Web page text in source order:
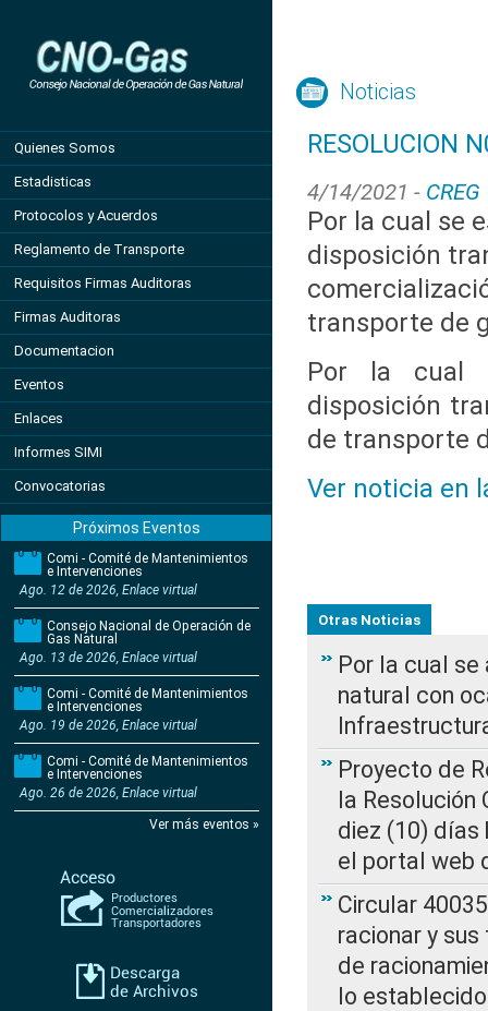
Quienes Somos
Estadisticas
Protocolos y Acuerdos
Reglamento de Transporte
Requisitos Firmas Auditoras
Firmas Auditoras
Documentacion
Eventos
Enlaces
Informes SIMI
Convocatorias
Próximos Eventos
Comi - Comité de Mantenimientos
e Intervenciones
Ago. 12 de 2026, Enlace virtual
Consejo Nacional de Operación de
Gas Natural
Ago. 13 de 2026, Enlace virtual
Comi - Comité de Mantenimientos
e Intervenciones
Ago. 19 de 2026, Enlace virtual
Comi - Comité de Mantenimientos
e Intervenciones
Ago. 26 de 2026, Enlace virtual
Ver más eventos »
Noticias
RESOLUCION
4/14/2021 - CREG
Por la cual se
disposición
transporte de
Por la cual
disposición
de transporte
Ver noticia en
Otras Noticias
Por la cual
natural con
Proyecto de
la Resolución
diez (10) días
el portal web
Circular
racionar y
de
lo